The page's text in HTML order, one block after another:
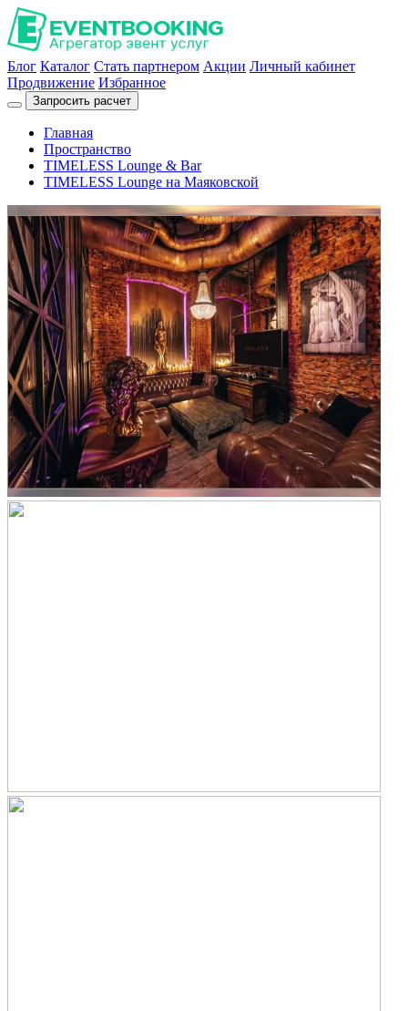
Блог Каталог Стать партнером Акции Личный кабинет
Продвижение Избранное
Запросить расчет
Главная
Пространство
TIMELESS Lounge & Bar
TIMELESS Lounge на Маяковской